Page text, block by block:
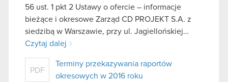
56 ust. 1 pkt 2 Ustawy o ofercie – informacje
bieżące i okresowe Zarząd CD PROJEKT S.A. z
siedzibą w Warszawie, przy ul. Jagiellońskiej…
Czytaj dalej
PDF
Terminy przekazywania raportów
okresowych w 2016 roku